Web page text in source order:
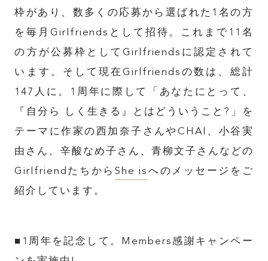
枠があり、数多くの応募から選ばれた1名の方
を毎月Girlfriendsとして招待。これまで11名
の方が公募枠としてGirlfriendsに認定されて
います。そして現在Girlfriendsの数は、総計
147人に。1周年に際して「あなたにとって、
『自分ら しく生きる』とはどういうこと?」を
テーマに作家の西加奈子さんやCHAI、小谷実
由さん、辛酸なめ子さん、青柳文子さんなどの
Girlfriendたちから She is へのメッセージをご
紹介しています。
■1周年を記念して。Members感謝キャンペー